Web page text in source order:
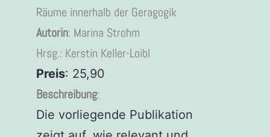
Räume innerhalb der Geragogik
Autorin: Marina Strohm
Hrsg.: Kerstin Keller-Loibl
Preis: 25,90
Beschreibung:
Die vorliegende Publikation